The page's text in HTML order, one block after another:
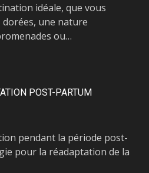
idéale, que vous
dorées, une nature
ou…
POST-PARTUM
pendant la période post-
pour la réadaptation de la